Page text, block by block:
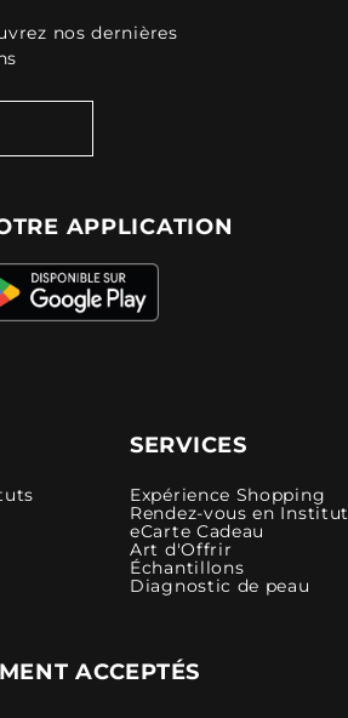
nos dernières
APPLICATION
SERVICES
Expérience Shopping
Rendez-vous en Institut
eCarte Cadeau
Art d'Offrir
Échantillons
Diagnostic de peau
ACCEPTÉS